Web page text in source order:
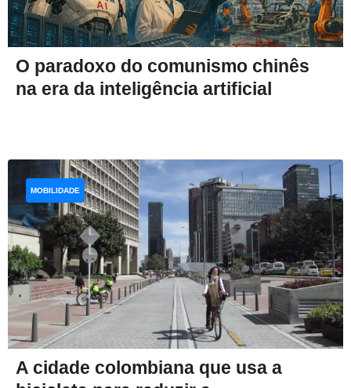
O paradoxo do comunismo chinês
na era da inteligência artificial
A cidade colombiana que usa a
MOBILIDADE